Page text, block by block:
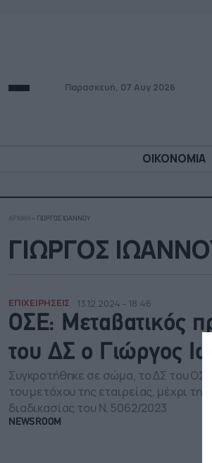
Παρασκευή, 07 Αυγ 2026
ΟΙΚΟΝΟΜΙΑ
ΑΡΧΙΚΗ » ΓΙΩΡΓΟΣ ΙΩΑΝΝΟΥ
ΓΙΩΡΓΟΣ
ΕΠΙΧΕΙΡΗΣΕΙΣ 13.12.2024 - 18:46
ΟΣΕ: Μεταβατικός
του ΔΣ ο Γιώργος
Συγκροτήθηκε σε σώμα, το ΔΣ του
του μετόχου της εταιρείας, μέχρι
διαδικασίας του N. 5062/2023
NEWSROOM